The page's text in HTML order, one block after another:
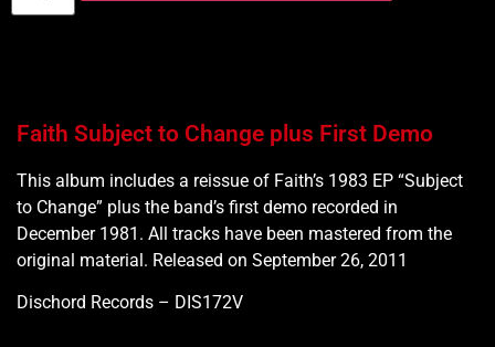
Faith Subject to Change plus First Demo
This album includes a reissue of Faith’s 1983 EP “Subject
to Change” plus the band’s first demo recorded in
December 1981. All tracks have been mastered from the
original material. Released on September 26, 2011
Dischord Records – DIS172V